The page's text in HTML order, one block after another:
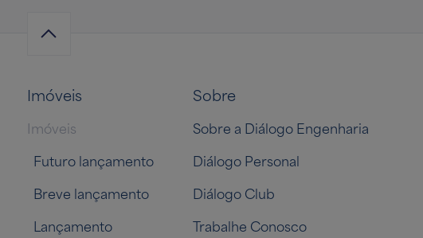
Imóveis
Imóveis
Futuro lançamento
Breve lançamento
Lançamento
Sobre
Sobre a Diálogo Engenharia
Diálogo Personal
Diálogo Club
Trabalhe Conosco